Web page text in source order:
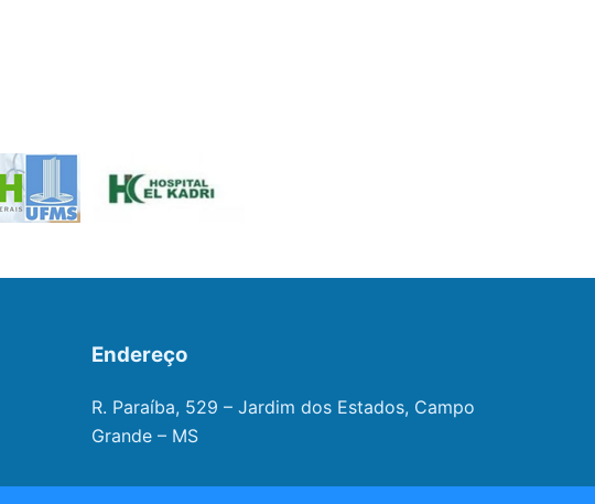
Endereço
R. Paraíba, 529 – Jardim dos Estados, Campo
Grande – MS